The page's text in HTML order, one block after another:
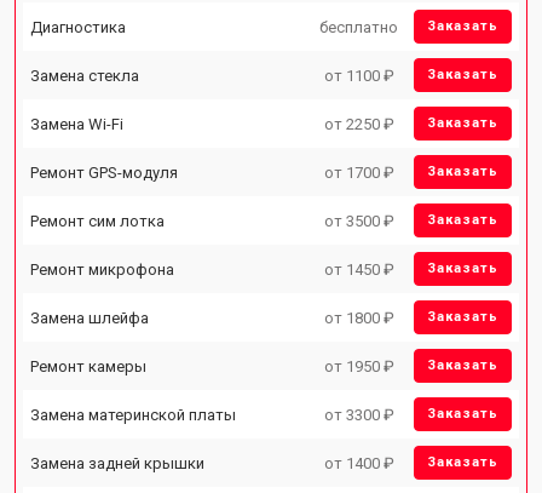
Диагностика бесплатно Заказать
Замена стекла от 1100 ₽ Заказать
Замена Wi-Fi от 2250 ₽ Заказать
Ремонт GPS-модуля от 1700 ₽ Заказать
Ремонт сим лотка от 3500 ₽ Заказать
Ремонт микрофона от 1450 ₽ Заказать
Замена шлейфа от 1800 ₽ Заказать
Ремонт камеры от 1950 ₽ Заказать
Замена материнской платы от 3300 ₽ Заказать
Замена задней крышки от 1400 ₽ Заказать